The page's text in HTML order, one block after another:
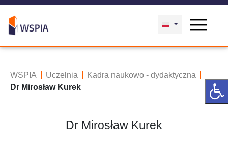
WSPIA Uczelnia
Kadra naukowo - dydaktyczna
Dr Mirosław Kurek
Dr Mirosław Kurek